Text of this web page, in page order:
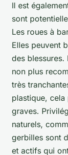
Il est
sont
Les roues à
Elles peuvent
des blessures.
non plus
très
plastique, cela
graves.
naturels,
gerbilles sont
et actifs qui